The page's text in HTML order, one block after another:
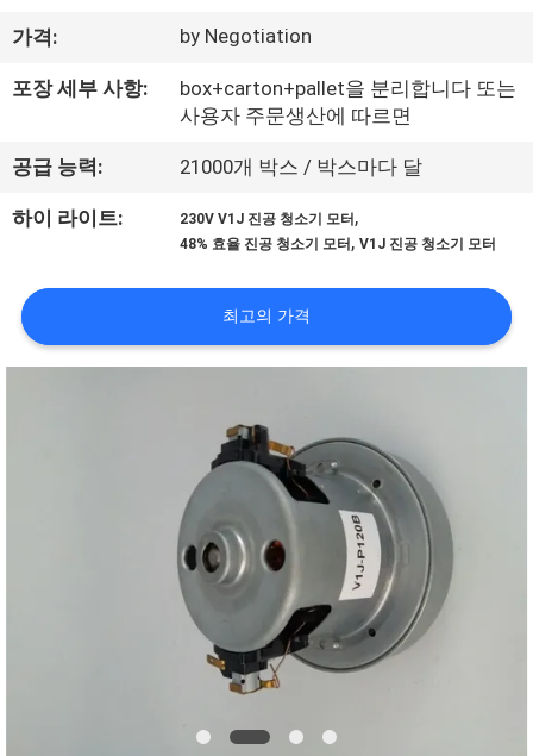
여
공
장
여
가격: by Negotiation
포장 세부 사항:
box+carton+pallet을 분리합니다 또는
사용자 주문생산에 따르면
공급 능력: 21000개 박스 / 박스마다 달
하이 라이트: 230V V1J 진공 청소기 모터 ,
48% 효율 진공 청소기 모터 ,V1J 진공 청소기 모터
최고의 가격